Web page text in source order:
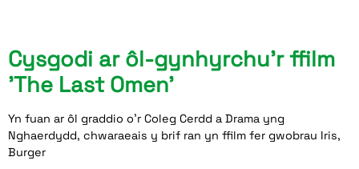
Cysgodi ar ôl-gynhyrchu'r ffilm
'The Last Omen'
Yn fuan ar ôl graddio o’r Coleg Cerdd a Drama yng
Nghaerdydd, chwaraeais y brif ran yn ffilm fer gwobrau Iris,
Burger